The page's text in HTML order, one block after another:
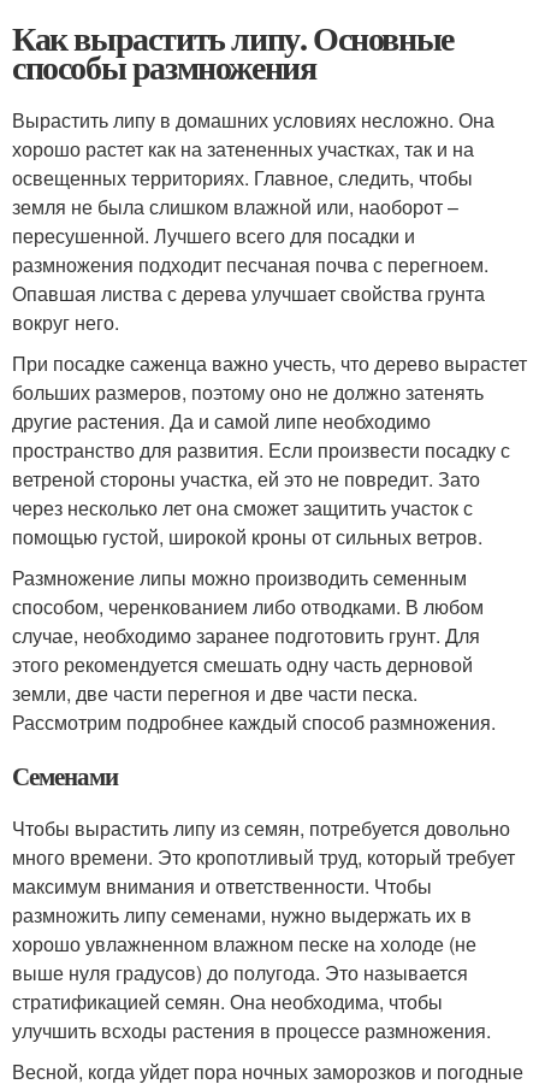
Как вырастить липу. Основные
способы размножения
Вырастить липу в домашних условиях несложно. Она
хорошо растет как на затененных участках, так и на
освещенных территориях. Главное, следить, чтобы
земля не была слишком влажной или, наоборот –
пересушенной. Лучшего всего для посадки и
размножения подходит песчаная почва с перегноем.
Опавшая листва с дерева улучшает свойства грунта
вокруг него.
При посадке саженца важно учесть, что дерево вырастет
больших размеров, поэтому оно не должно затенять
другие растения. Да и самой липе необходимо
пространство для развития. Если произвести посадку с
ветреной стороны участка, ей это не повредит. Зато
через несколько лет она сможет защитить участок с
помощью густой, широкой кроны от сильных ветров.
Размножение липы можно производить семенным
способом, черенкованием либо отводками. В любом
случае, необходимо заранее подготовить грунт. Для
этого рекомендуется смешать одну часть дерновой
земли, две части перегноя и две части песка.
Рассмотрим подробнее каждый способ размножения.
Семенами
Чтобы вырастить липу из семян, потребуется довольно
много времени. Это кропотливый труд, который требует
максимум внимания и ответственности. Чтобы
размножить липу семенами, нужно выдержать их в
хорошо увлажненном влажном песке на холоде (не
выше нуля градусов) до полугода. Это называется
стратификацией семян. Она необходима, чтобы
улучшить всходы растения в процессе размножения.
Весной, когда уйдет пора ночных заморозков и погодные